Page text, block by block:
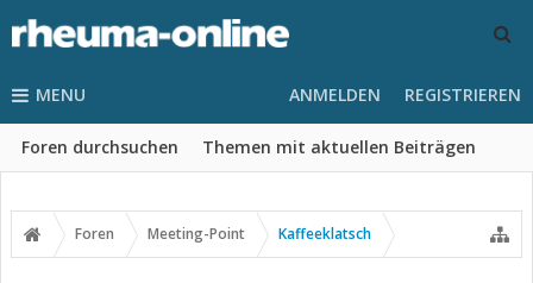
MENU
Foren durchsuchen Themen mit aktuellen Beiträgen
ANMELDEN REGISTRIEREN
Foren Meeting-Point Kaffeeklatsch